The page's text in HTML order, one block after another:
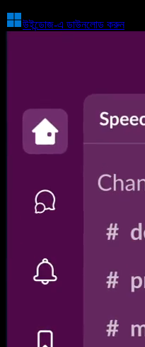
উইন্ডোজ-এ ডাউনলোড করুন